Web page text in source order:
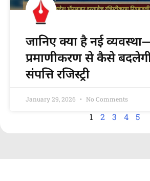
जानिए क्या है नई
प्रमाणीकरण से कैसे
संपत्ति रजिस्ट्री
January 29, 2026 No Comments
1 2 3 4 5